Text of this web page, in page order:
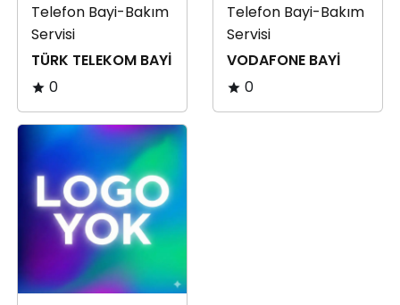
Telefon Bayi-Bakım
Servisi
TÜRK TELEKOM BAYİ
0
Telefon Bayi-Bakım
Servisi
VODAFONE BAYİ
0